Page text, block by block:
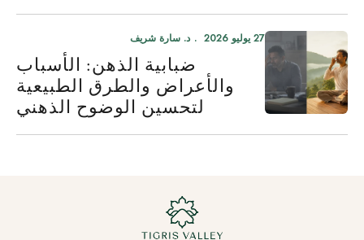
ضبابية الذهن: الأسباب
والأعراض والطرق الطبيعية
لتحسين الوضوح الذهني
27 يوليو 2026 د. سارة شريف